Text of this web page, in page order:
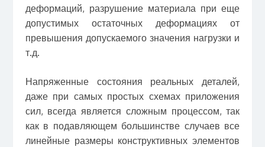
деформаций, разрушение материала при еще
допустимых остаточных деформациях от
превышения допускаемого значения нагрузки и
т.д.
Напряженные состояния реальных деталей,
даже при самых простых схемах приложения
сил, всегда является сложным процессом, так
как в подавляющем большинстве случаев все
линейные размеры конструктивных элементов